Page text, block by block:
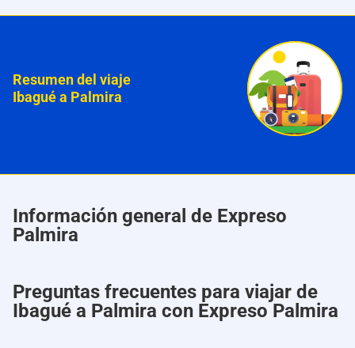
Resumen del viaje
Ibagué a Palmira
Información general de Expreso
Palmira
Preguntas frecuentes para viajar de
Ibagué a Palmira con Expreso Palmira